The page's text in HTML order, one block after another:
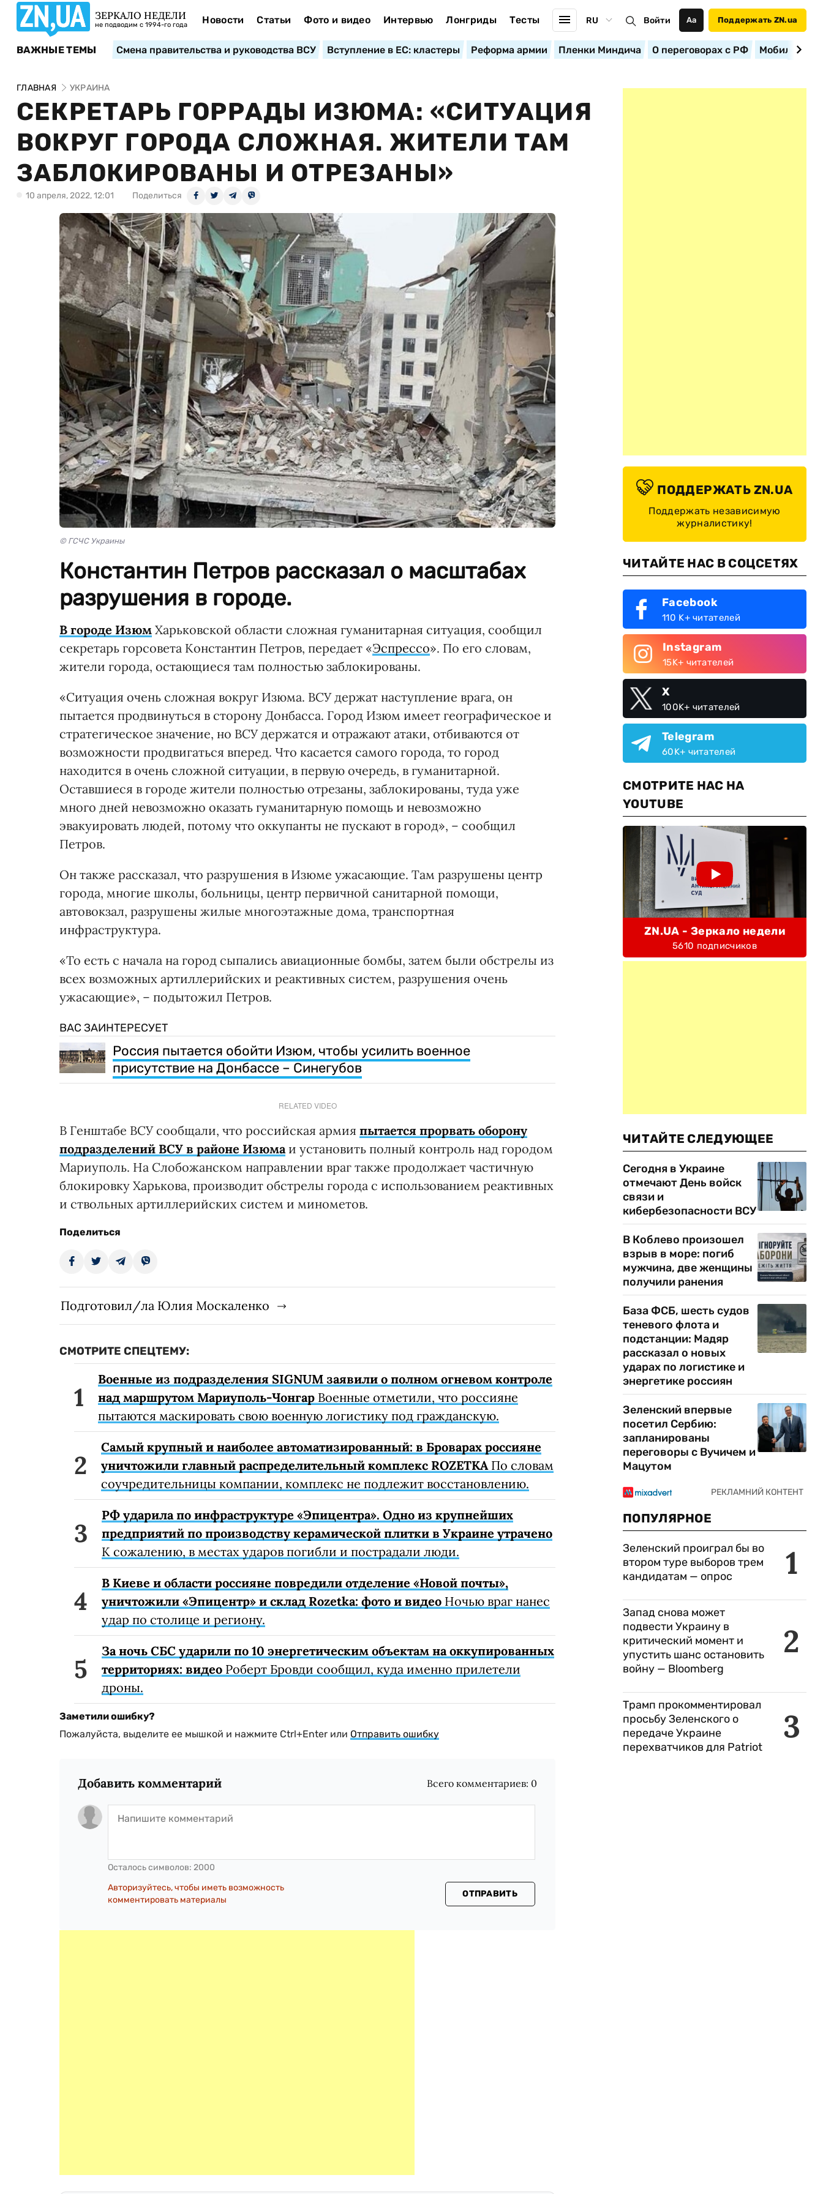
ЗЕРКАЛО НЕДЕЛИ
не подводим с 1994-го года Новости Статьи Фото и видео Интервью Лонгриды Тесты RU Войти Аа Поддержать ZN.ua
ВАЖНЫЕ ТЕМЫ Смена правительства и руководства ВСУ Вступление в ЕС: кластеры Реформа армии Пленки Миндича О переговорах с РФ
ГЛАВНАЯ УКРАИНА
СЕКРЕТАРЬ ГОРРАДЫ ИЗЮМА: «СИТУАЦИЯ
ВОКРУГ ГОРОДА СЛОЖНАЯ. ЖИТЕЛИ ТАМ
ЗАБЛОКИРОВАНЫ И ОТРЕЗАНЫ»
10 апреля, 2022, 12:01 Поделиться
© ГСЧС Украины
Константин Петров рассказал о масштабах
разрушения в городе.
В городе Изюм Харьковской области сложная гуманитарная ситуация, сообщил
секретарь горсовета Константин Петров, передает «Эспрессо». По его словам,
жители города, остающиеся там полностью заблокированы.
«Ситуация очень сложная вокруг Изюма. ВСУ держат наступление врага, он
пытается продвинуться в сторону Донбасса. Город Изюм имеет географическое и
стратегическое значение, но ВСУ держатся и отражают атаки, отбиваются от
возможности продвигаться вперед. Что касается самого города, то город
находится в очень сложной ситуации, в первую очередь, в гуманитарной.
Оставшиеся в городе жители полностью отрезаны, заблокированы, туда уже
много дней невозможно оказать гуманитарную помощь и невозможно
эвакуировать людей, потому что оккупанты не пускают в город», – сообщил
Петров.
Он также рассказал, что разрушения в Изюме ужасающие. Там разрушены центр
города, многие школы, больницы, центр первичной санитарной помощи,
автовокзал, разрушены жилые многоэтажные дома, транспортная
инфраструктура.
«То есть с начала на город сыпались авиационные бомбы, затем были обстрелы из
всех возможных артиллерийских и реактивных систем, разрушения очень
ужасающие», – подытожил Петров.
ВАС ЗАИНТЕРЕСУЕТ
Россия пытается обойти Изюм, чтобы усилить военное
присутствие на Донбассе – Синегубов
RELATED VIDEO
В Генштабе ВСУ сообщали, что российская армия пытается прорвать оборону
подразделений ВСУ в районе Изюмаи установить полный контроль над городом
Мариуполь. На Слобожанском направлении враг также продолжает частичную
блокировку Харькова, производит обстрелы города с использованием реактивных
и ствольных артиллерийских систем и минометов.
Поделиться
Подготовил/ла Юлия Москаленко
СМОТРИТЕ СПЕЦТЕМУ:
Военные из подразделения SIGNUM заявили о полном огневом контроле
над маршрутом Мариуполь-Чонгар Военные отметили, что россияне
пытаются маскировать свою военную логистику под гражданскую.
Самый крупный и наиболее автоматизированный: в Броварах россияне
уничтожили главный распределительный комплекс ROZETKAПо словам
соучредительницы компании, комплекс не подлежит восстановлению.
РФ ударила по инфраструктуре «Эпицентра». Одно из крупнейших
предприятий по производству керамической плитки в Украине утрачено
К сожалению, в местах ударов погибли и пострадали люди.
В Киеве и области россияне повредили отделение «Новой почты»,
уничтожили «Эпицентр» и склад Rozetka: фото и видео Ночью враг нанес
удар по столице и региону.
За ночь СБС ударили по 10 энергетическим объектам на оккупированных
территориях: видео Роберт Бровди сообщил, куда именно прилетели
дроны.
Заметили ошибку?
Пожалуйста, выделите ее мышкой и нажмите Ctrl+Enter или Отправить ошибку
Добавить комментарий Всего комментариев: 0
Осталось символов: 2000
Авторизуйтесь, чтобы иметь возможность
комментировать материалы
ОТПРАВИТЬ
ПОДДЕРЖАТЬ ZN.UA
Поддержать независимую
журналистику!
ЧИТАЙТЕ НАС В СОЦСЕТЯХ
Facebook
110 K+ читателей
Instagram
15K+ читателей
X
100K+ читателей
Telegram
60K+ читателей
СМОТРИТЕ НАС НА
YOUTUBE
ZN.UA - Зеркало недели
5610 подписчиков
ЧИТАЙТЕ СЛЕДУЮЩЕЕ
Сегодня в Украине
отмечают День войск
связи и
кибербезопасности ВСУ
В Коблево произошел
взрыв в море: погиб
мужчина, две женщины
получили ранения
База ФСБ, шесть судов
теневого флота и
подстанции: Мадяр
рассказал о новых
ударах по логистике и
энергетике россиян
Зеленский впервые
посетил Сербию:
запланированы
переговоры с Вучичем и
Мацутом
ПОПУЛЯРНОЕ
1
Зеленский проиграл бы во
втором туре выборов трем
кандидатам — опрос
2
Запад снова может
подвести Украину в
критический момент и
упустить шанс остановить
войну — Bloomberg
3
Трамп прокомментировал
просьбу Зеленского о
передаче Украине
перехватчиков для Patriot